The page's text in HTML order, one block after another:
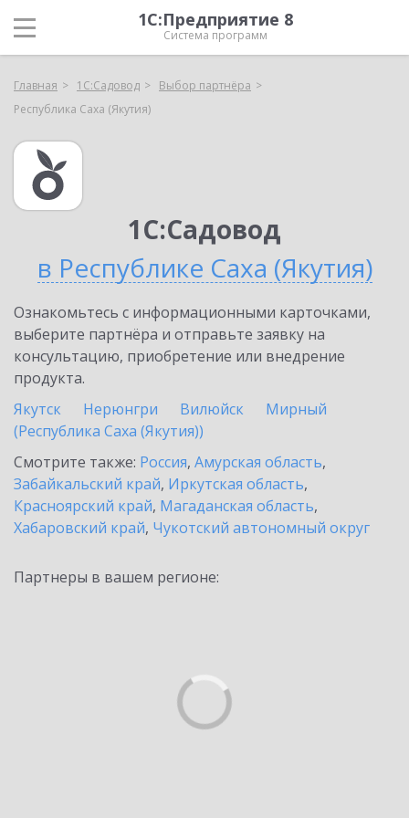
1С:Предприятие 8
Система программ
Главная 1С:Садовод
Выбор партнёра
Республика Саха (Якутия)
1С:Садовод
в Республике Саха (Якутия)
Ознакомьтесь с информационными карточками,
выберите партнёра и отправьте заявку на
консультацию, приобретение или внедрение
продукта.
Якутск
Нерюнгри Вилюйск
Мирный
(Республика Саха (Якутия))
Смотрите также: Россия, Амурская область,
Забайкальский край, Иркутская область,
Красноярский край, Магаданская область,
Хабаровский край, Чукотский автономный округ
Партнеры в вашем регионе: